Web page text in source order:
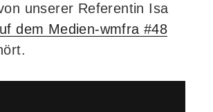
unserer Referentin Isa
dem Medien-wmfra #48